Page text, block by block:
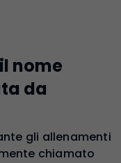
nome
da
gli allenamenti
chiamato